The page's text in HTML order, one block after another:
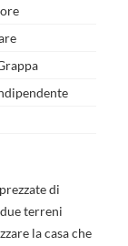
di
terreni
la casa che